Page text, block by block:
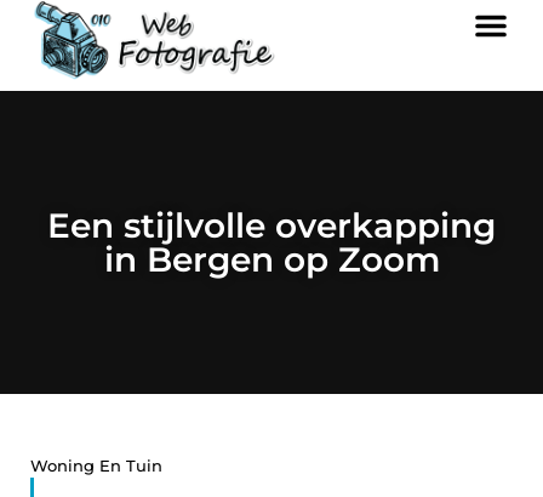
Een stijlvolle overkapping
in Bergen op Zoom
Woning En Tuin